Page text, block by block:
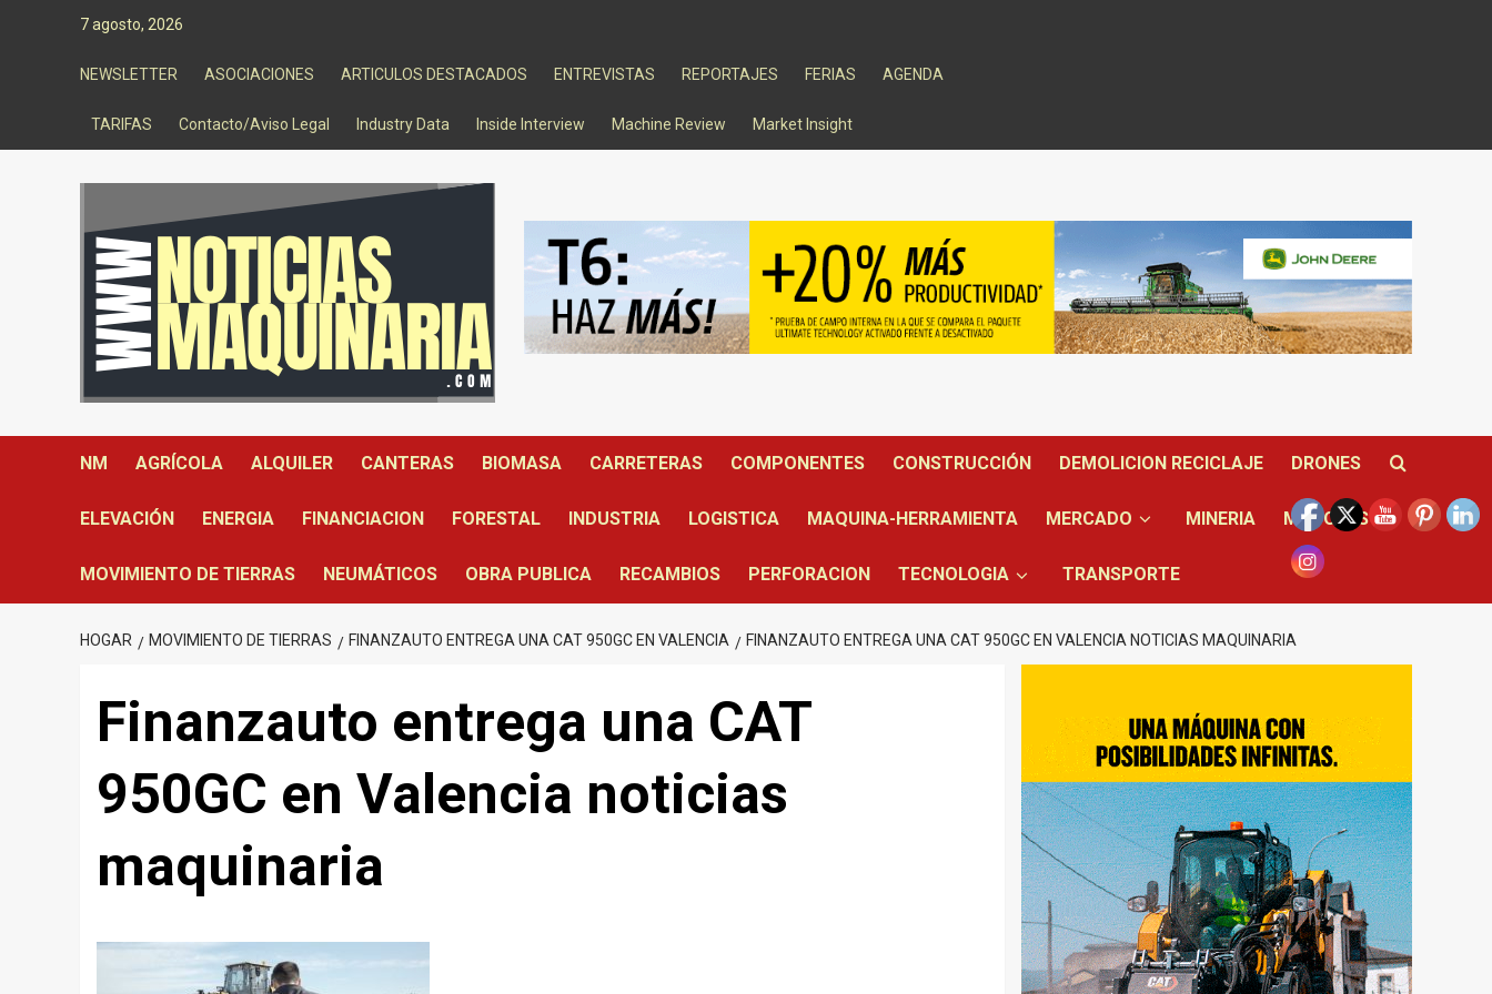
7 agosto, 2026
NEWSLETTER ASOCIACIONES ARTICULOS DESTACADOS ENTREVISTAS REPORTAJES FERIAS AGENDA
TARIFAS Contacto/Aviso Legal Industry Data Inside Interview Machine Review Market Insight
NM AGRÍCOLA ALQUILER CANTERAS BIOMASA CARRETERAS COMPONENTES CONSTRUCCIÓN DEMOLICION RECICLAJE DRONES
ELEVACIÓN ENERGIA FINANCIACION FORESTAL INDUSTRIA LOGISTICA MAQUINA-HERRAMIENTA MERCADO MINERIA MOTORES
MOVIMIENTO DE TIERRAS NEUMÁTICOS OBRA PUBLICA RECAMBIOS PERFORACION TECNOLOGIA TRANSPORTE
HOGAR MOVIMIENTO DE TIERRAS FINANZAUTO ENTREGA UNA CAT 950GC EN VALENCIA FINANZAUTO ENTREGA UNA CAT 950GC EN VALENCIA NOTICIAS MAQUINARIA
Finanzauto entrega una CAT
950GC en Valencia noticias
maquinaria